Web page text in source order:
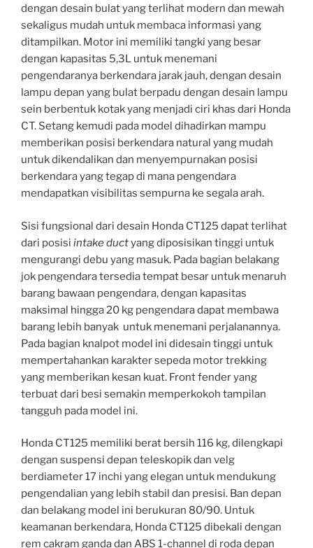
dengan desain bulat yang terlihat modern dan mewah
sekaligus mudah untuk membaca informasi yang
ditampilkan. Motor ini memiliki tangki yang besar
dengan kapasitas 5,3L untuk menemani
pengendaranya berkendara jarak jauh, dengan desain
lampu depan yang bulat berpadu dengan desain lampu
sein berbentuk kotak yang menjadi ciri khas dari Honda
CT. Setang kemudi pada model dihadirkan mampu
memberikan posisi berkendara natural yang mudah
untuk dikendalikan dan menyempurnakan posisi
berkendara yang tegap di mana pengendara
mendapatkan visibilitas sempurna ke segala arah.
Sisi fungsional dari desain Honda CT125 dapat terlihat
dari posisi intake ductyang diposisikan tinggi untuk
mengurangi debu yang masuk. Pada bagian belakang
jok pengendara tersedia tempat besar untuk menaruh
barang bawaan pengendara, dengan kapasitas
maksimal hingga 20 kg pengendara dapat membawa
barang lebih banyak untuk menemani perjalanannya.
Pada bagian knalpot model ini didesain tinggi untuk
mempertahankan karakter sepeda motor trekking
yang memberikan kesan kuat. Front fender yang
terbuat dari besi semakin memperkokoh tampilan
tangguh pada model ini.
Honda CT125 memiliki berat bersih 116 kg, dilengkapi
dengan suspensi depan teleskopik dan velg
berdiameter 17 inchi yang elegan untuk mendukung
pengendalian yang lebih stabil dan presisi. Ban depan
dan belakang model ini berukuran 80/90. Untuk
keamanan berkendara, Honda CT125 dibekali dengan
rem cakram ganda dan ABS 1-channel di roda depan